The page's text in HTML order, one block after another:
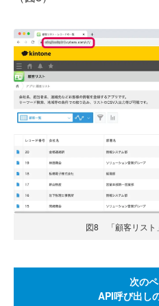
図8 「顧客リスト
次の
API呼び出し